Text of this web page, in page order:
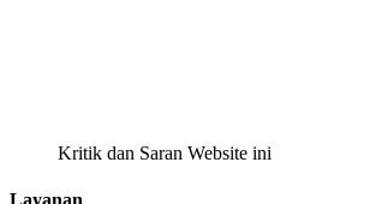
Kritik dan Saran Website ini
Layanan